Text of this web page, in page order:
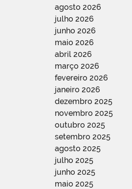
agosto 2026
julho 2026
junho 2026
maio 2026
abril 2026
março 2026
fevereiro 2026
janeiro 2026
dezembro 2025
novembro 2025
outubro 2025
setembro 2025
agosto 2025
julho 2025
junho 2025
maio 2025